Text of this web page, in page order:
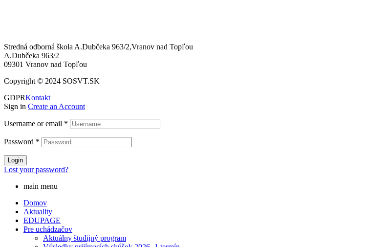
Stredná odborná škola A.Dubčeka 963/2,Vranov nad Topľou
A.Dubčeka 963/2
09301 Vranov nad Topľou
Copyright © 2024 SOSVT.SK
GDPRKontakt
Sign in Create an Account
Username or email *
Password *
Login
Lost your password?
main menu
Domov
Aktuality
EDUPAGE
Pre uchádzačov
Aktuálny študijný program